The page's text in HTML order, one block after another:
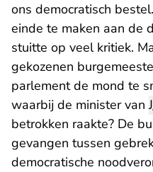
ons democratisch
einde te maken aan de
stuitte op veel kritiek.
gekozenen
parlement de mond te
waarbij de minister van
betrokken raakte? De
gevangen tussen
democratische